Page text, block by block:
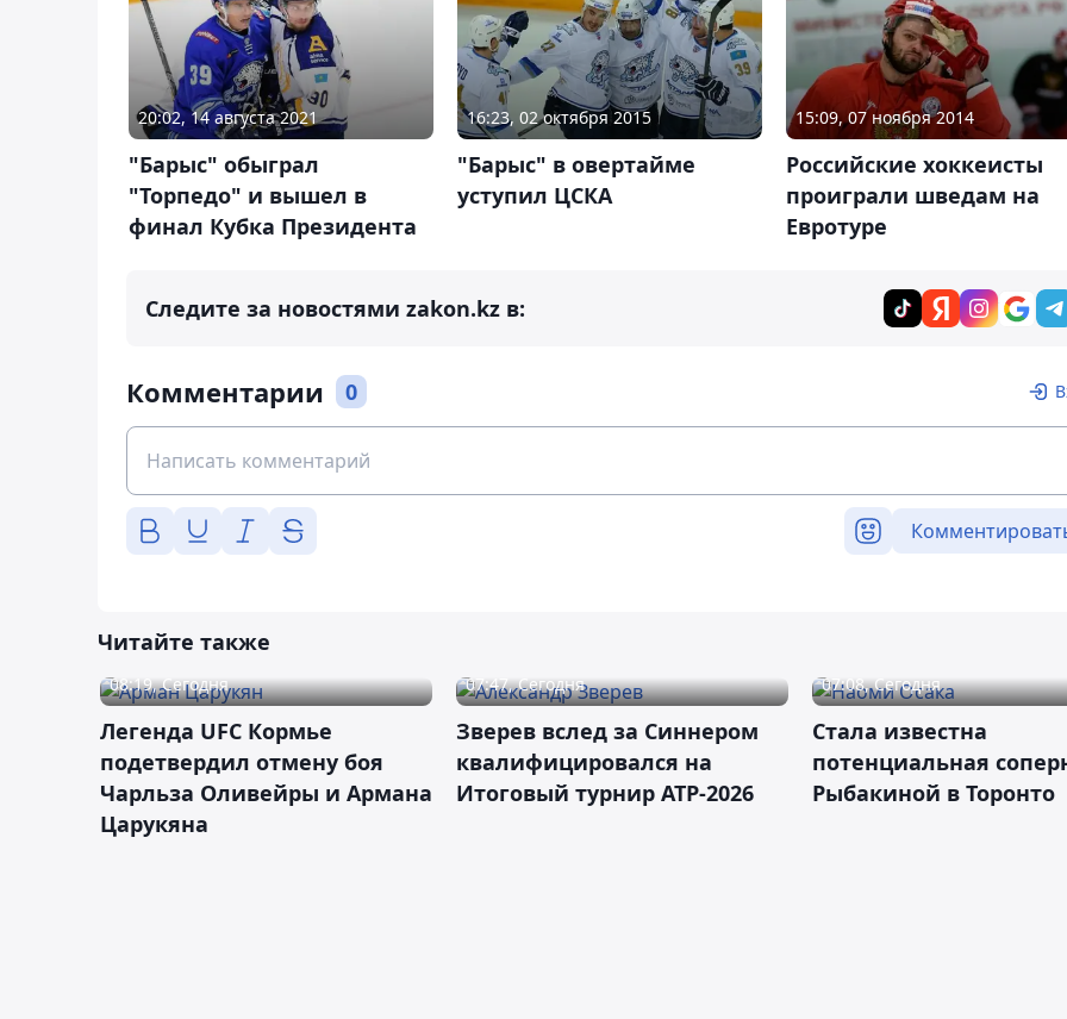
20:02, 14 августа 2021
"Барыс" обыграл
"Торпедо" и вышел в
финал Кубка Президента
16:23, 02 октября 2015
"Барыс" в овертайме
уступил ЦСКА
15:09, 07 ноября 2014
Российские хоккеисты
проиграли шведам на
Евротуре
Следите за новостями zakon.kz в:
Комментарии 0
Читайте также
08:19, Сегодня
Легенда UFC Кормье
подетвердил отмену боя
Чарльза Оливейры и Армана
Царукяна
07:47, Сегодня
Зверев вслед за Синнером
квалифицировался на
Итоговый турнир ATP-2026
07:08, Сегодня
Cтала известна
потенциальная
Рыбакиной в Торонто